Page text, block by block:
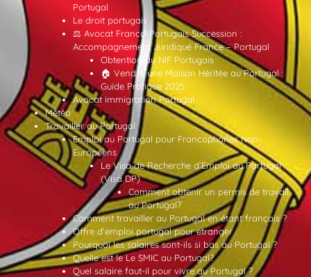
Portugal
Le droit portugais
⚖️ Avocat Franco-Portugais Succession :
Accompagnement Juridique France – Portugal
Obtention du NIF Portugais
🏠 Vendre une Maison Héritée au Portugal :
Guide Pratique 2025
Avocat immigration Portugal
Météo
Travailler au Portugal
Emploi au Portugal pour Francophones Non-
Européens
Le Visa de Recherche d’Emploi au Portugal
(Visa DP)
Comment obtenir un permis de travail
au Portugal?
Comment travailler au Portugal en étant français ?
Offre d’emploi portugal pour etranger
Pourquoi les salaires sont-ils si bas au Portugal ?
Quelle est le Le SMIC au Portugal?
Quel salaire faut-il pour vivre au Portugal ?